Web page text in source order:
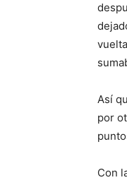
Así
por
Con